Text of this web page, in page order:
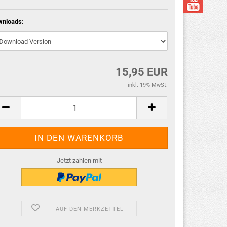
15,95 EUR
inkl. 19% MwSt.
Jetzt zahlen mit
AUF DEN MERKZETTEL